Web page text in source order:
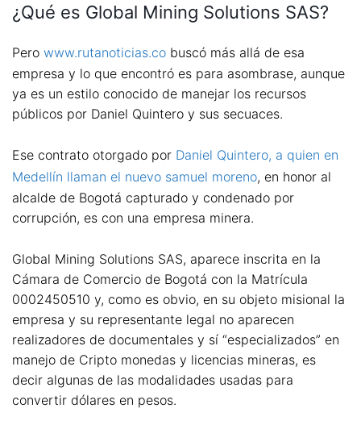
¿Qué es Global Mining Solutions SAS?
Pero www.rutanoticias.co buscó más allá de esa
empresa y lo que encontró es para asombrase, aunque
ya es un estilo conocido de manejar los recursos
públicos por Daniel Quintero y sus secuaces.
Ese contrato otorgado por Daniel Quintero, a quien en
Medellín llaman el nuevo samuel moreno, en honor al
alcalde de Bogotá capturado y condenado por
corrupción, es con una empresa minera.
Global Mining Solutions SAS, aparece inscrita en la
Cámara de Comercio de Bogotá con la Matrícula
0002450510 y, como es obvio, en su objeto misional la
empresa y su representante legal no aparecen
realizadores de documentales y sí “especializados” en
manejo de Cripto monedas y licencias mineras, es
decir algunas de las modalidades usadas para
convertir dólares en pesos.